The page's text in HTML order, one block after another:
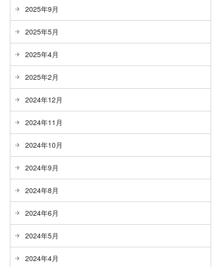
2025年9月
2025年5月
2025年4月
2025年2月
2024年12月
2024年11月
2024年10月
2024年9月
2024年8月
2024年6月
2024年5月
2024年4月